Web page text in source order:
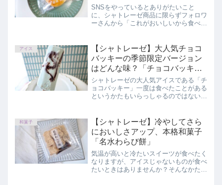
SNSをやっているとありがたいこと
に、シャトレーゼ商品に限らずフォロワ
ーさんから「これがおいしいから食べて
ぶりに食べたら、あれ？こんなにおいし
かったっけ？あれっ？ってなった窯焼き
チーズ饅頭をご紹介します。
アイス
【シャトレーゼ】大人気チョコ
バッキーの季節限定バージョン
はどんな味？「チョコバッキー
ドライミント」
シャトレーゼの大人気アイスである「チ
ョコバッキー」一度は食べたことがある
というかたもいらっしゃるのではないで
この記事では、シャトレーゼ「チョコバ
ッキー ドライミント」を正直にレビュ
ーしています。
和菓子
【シャトレーゼ】冷やしてさら
においしさアップ、本格和菓子
「名水わらび餅」
気温が高いと冷たいスイーツが食べたく
なりますが、アイスじゃないものが食べ
たいときはありませんか？そんなかたに